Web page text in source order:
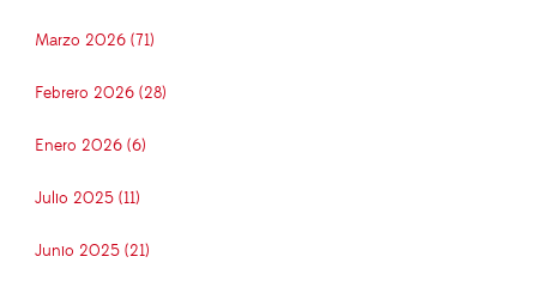
Marzo 2026 (71)
Febrero 2026 (28)
Enero 2026 (6)
Julio 2025 (11)
Junio 2025 (21)